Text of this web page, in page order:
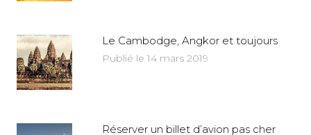
Le Cambodge, Angkor et toujours
Publié le 14 mars 2019
Réserver un billet d’avion pas cher